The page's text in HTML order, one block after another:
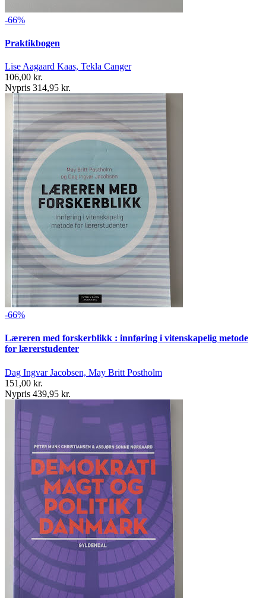
-66%
Praktikbogen
Lise Aagaard Kaas, Tekla Canger
106,00 kr.
Nypris 314,95 kr.
-66%
Læreren med forskerblikk : innføring i vitenskapelig metode
for lærerstudenter
Dag Ingvar Jacobsen, May Britt Postholm
151,00 kr.
Nypris 439,95 kr.